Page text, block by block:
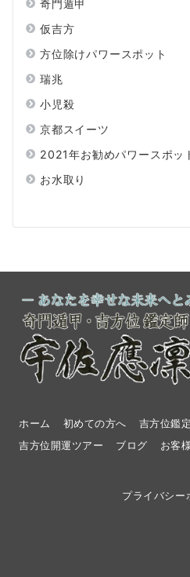
奇門遁甲
仮吉方
方位除けパワースポット
瑞兆
小児殺
京都スイーツ
2021年お勧めパワースポッ
お水取り
ホーム 初めての方へ 吉方位鑑定
吉方位開運ツアー
ブログ お客
プライバシー